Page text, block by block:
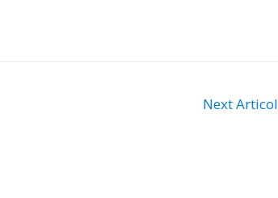
Next Articol